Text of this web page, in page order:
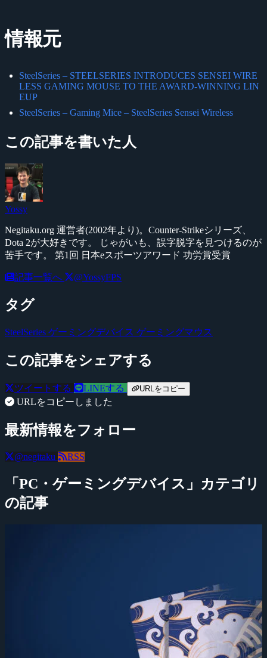
情報元
SteelSeries – STEELSERIES INTRODUCES SENSEI WIRE
LESS GAMING MOUSE TO THE AWARD-WINNING LIN
EUP
SteelSeries – Gaming Mice – SteelSeries Sensei Wireless
この記事を書いた人
Yossy
Negitaku.org 運営者(2002年より)。Counter-Strikeシリーズ、
Dota 2が大好きです。 じゃがいも、誤字脱字を見つけるのが
苦手です。 第1回 日本eスポーツアワード 功労賞受賞
記事一覧へ @YossyFPS
タグ
SteelSeries ゲーミングデバイス ゲーミングマウス
この記事をシェアする
ツイートする LINEする URLをコピー
URLをコピーしました
最新情報をフォロー
@negitaku RSS
「PC・ゲーミングデバイス」カテゴリ
の記事